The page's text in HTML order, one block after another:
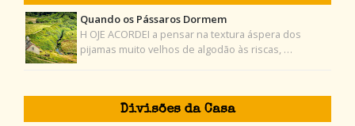
Quando os Pássaros Dormem
H OJE ACORDEI a pensar na textura áspera dos
pijamas muito velhos de algodão às riscas, …
Divisões da Casa